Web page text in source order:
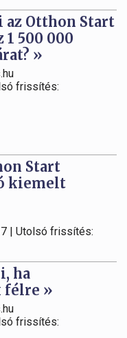
Otthon Start
500 000
»
frissítés:
Start
kiemelt
| Utolsó frissítés:
ha
félre »
frissítés: